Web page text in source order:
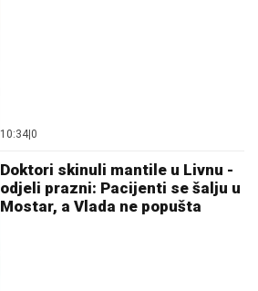
10:34 0
Doktori skinuli mantile u Livnu -
odjeli prazni: Pacijenti se šalju u
Mostar, a Vlada ne popušta